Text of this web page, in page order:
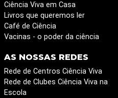
Ciência Viva em Casa
Livros que queremos ler
Café de Ciência
Vacinas - o poder da ciência
AS NOSSAS REDES
Rede de Centros Ciência Viva
Rede de Clubes Ciência Viva na
Escola